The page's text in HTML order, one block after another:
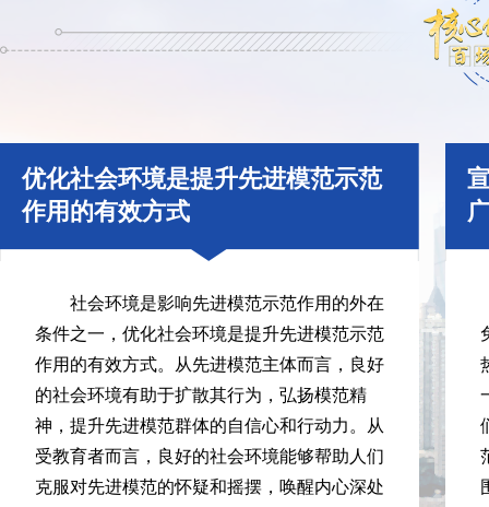
优化社会环境是提升先进模范示范
作用的有效方式
社会环境是影响先进模范示范作用的外在
条件之一，优化社会环境是提升先进模范示范
作用的有效方式。从先进模范主体而言，良好
的社会环境有助于扩散其行为，弘扬模范精
神，提升先进模范群体的自信心和行动力。从
受教育者而言，良好的社会环境能够帮助人们
克服对先进模范的怀疑和摇摆，唤醒内心深处